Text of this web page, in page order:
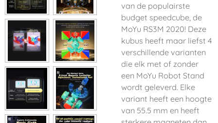
van de populairste
budget speedcube, de
MoYu RS3M 2020! Deze
kubus heeft maar liefst 4
verschillende varianten
die elk met of zonder
een MoYu Robot Stand
wordt geleverd. Elke
variant heeft een hoogte
van 55.5 mm en heeft